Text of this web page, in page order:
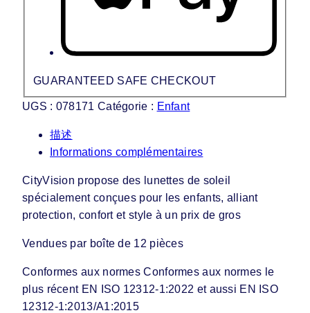
GUARANTEED SAFE CHECKOUT
UGS : 078171 Catégorie : Enfant
描述
Informations complémentaires
CityVision propose des lunettes de soleil
spécialement conçues pour les enfants, alliant
protection, confort et style à un prix de gros
Vendues par boîte de 12 pièces
Conformes aux normes Conformes aux normes le
plus récent EN ISO 12312-1:2022 et aussi EN ISO
12312-1:2013/A1:2015